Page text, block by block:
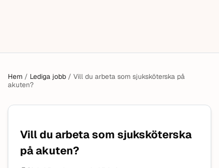
Hem / Lediga jobb / Vill du arbeta som sjuksköterska på
akuten?
Vill du arbeta som sjuksköterska
på akuten?